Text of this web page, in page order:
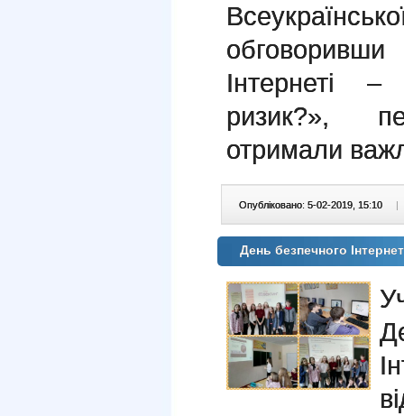
Інтернеті
ризик?»,
отримали
Опубліковано: 5-02-2019, 15:10 |
День безпечного